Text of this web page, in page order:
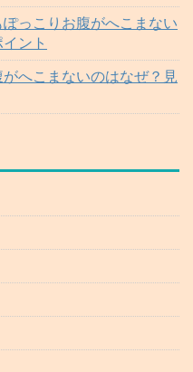
っこりお腹がへこまない
ント
へこまないのはなぜ？見